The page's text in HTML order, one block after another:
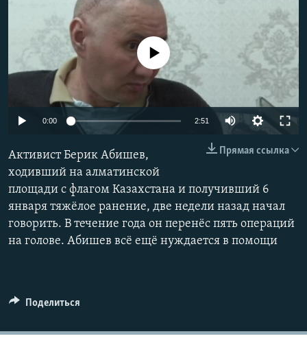
Auto
720p 1080p
No media source currently available
0:00 2:51
480p
720p
1080p
Прямая ссылка
Активист Берик Абишев,
ходивший на алматинской
площади с флагом Казахстана и получивший 6
января тяжёлое ранение, две недели назад начал
говорить. В течение года он перенёс пять операций
на голове. Абишев всё ещё нуждается в помощи
Поделиться